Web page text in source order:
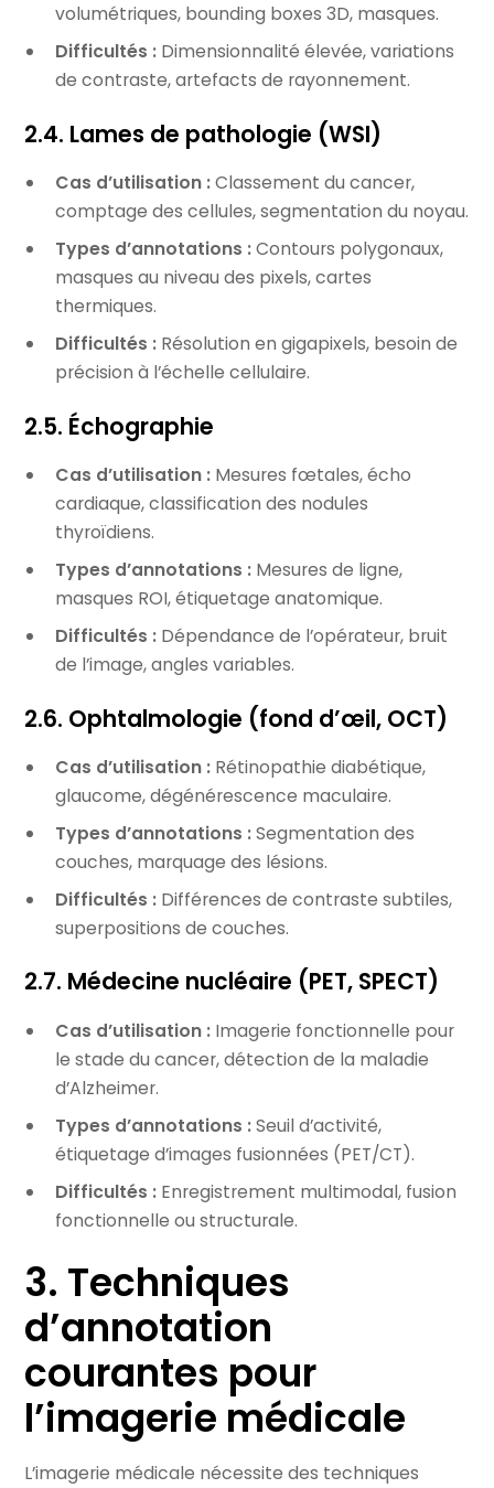
volumétriques, bounding boxes 3D, masques.
Difficultés : Dimensionnalité élevée, variations
de contraste, artefacts de rayonnement.
2.4. Lames de pathologie (WSI)
Cas d’utilisation :Classement du cancer,
comptage des cellules, segmentation du noyau.
Types d’annotations :Contours polygonaux,
masques au niveau des pixels, cartes
thermiques.
Difficultés : Résolution en gigapixels, besoin de
précision à l’échelle cellulaire.
2.5. Échographie
Cas d’utilisation : Mesures fœtales, écho
cardiaque, classification des nodules
thyroïdiens.
Types d’annotations : Mesures de ligne,
masques ROI, étiquetage anatomique.
Difficultés : Dépendance de l’opérateur, bruit
de l’image, angles variables.
2.6. Ophtalmologie (fond d’œil, OCT)
Cas d’utilisation : Rétinopathie diabétique,
glaucome, dégénérescence maculaire.
Types d’annotations :Segmentation des
couches, marquage des lésions.
Difficultés : Différences de contraste subtiles,
superpositions de couches.
2.7. Médecine nucléaire (PET, SPECT)
Cas d’utilisation : Imagerie fonctionnelle pour
le stade du cancer, détection de la maladie
d’Alzheimer.
Types d’annotations :Seuil d’activité,
étiquetage d’images fusionnées (PET/CT).
Difficultés : Enregistrement multimodal, fusion
fonctionnelle ou structurale.
3. Techniques
d’annotation
courantes pour
l’imagerie médicale
L’imagerie médicale nécessite des techniques